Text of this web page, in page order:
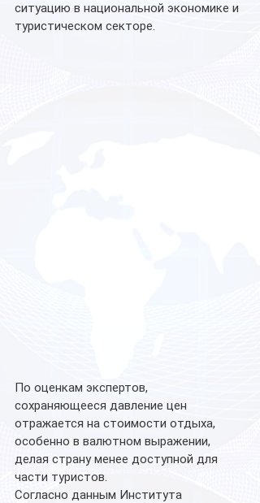
ситуацию в национальной экономике и
туристическом секторе.
По оценкам экспертов,
сохраняющееся давление цен
отражается на стоимости отдыха,
особенно в валютном выражении,
делая страну менее доступной для
части туристов.
Согласно данным Института